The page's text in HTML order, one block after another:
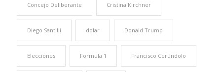
Concejo Deliberante Cristina Kirchner
Diego Santilli dolar Donald Trump
Elecciones Formula 1 Francisco Cerúndolo